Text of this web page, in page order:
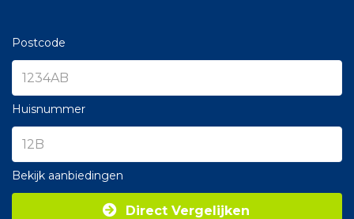
Postcode
Huisnummer
Bekijk aanbiedingen
Direct Vergelijken